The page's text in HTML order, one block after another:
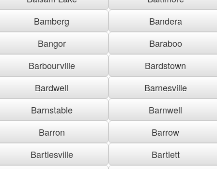
Bamberg
Bandera
Bangor
Baraboo
Barbourville
Bardstown
Bardwell
Barnesville
Barnstable
Barnwell
Barron
Barrow
Bartlesville
Bartlett